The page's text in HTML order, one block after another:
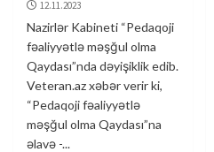
12.11.2023
Nazirlər Kabineti “Pedaqoji
fəaliyyətlə məşğul olma
Qaydası”nda dəyişiklik edib.
Veteran.az xəbər verir ki,
“Pedaqoji fəaliyyətlə
məşğul olma Qaydası”na
əlavə -...